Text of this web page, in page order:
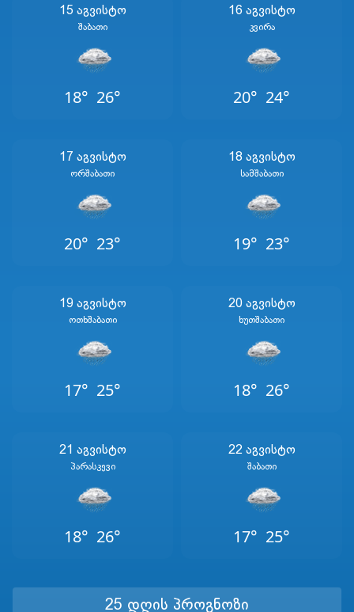
15 Აგვისტო
Შაბათი
18° 26°
16 Აგვისტო
Კვირა
20° 24°
17 Აგვისტო
Ორშაბათი
20° 23°
18 Აგვისტო
Სამშაბათი
19° 23°
19 Აგვისტო
Ოთხშაბათი
17° 25°
20 Აგვისტო
Ხუთშაბათი
18° 26°
21 Აგვისტო
Პარასკევი
18° 26°
22 Აგვისტო
Შაბათი
17° 25°
25 დღის პროგნოზი